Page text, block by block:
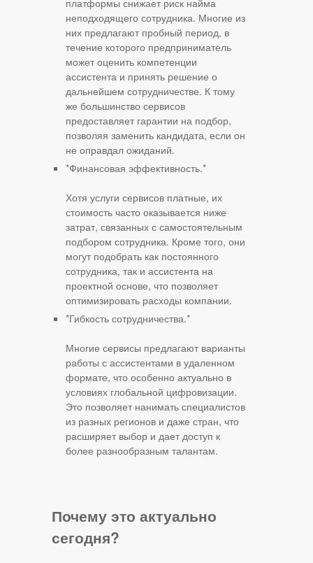
платформы снижает риск найма
неподходящего сотрудника. Многие из
них предлагают пробный период, в
течение которого предприниматель
может оценить компетенции
ассистента и принять решение о
дальнейшем сотрудничестве. К тому
же большинство сервисов
предоставляет гарантии на подбор,
позволяя заменить кандидата, если он
не оправдал ожиданий.
*Финансовая эффективность.*
Хотя услуги сервисов платные, их
стоимость часто оказывается ниже
затрат, связанных с самостоятельным
подбором сотрудника. Кроме того, они
могут подобрать как постоянного
сотрудника, так и ассистента на
проектной основе, что позволяет
оптимизировать расходы компании.
*Гибкость сотрудничества.*
Многие сервисы предлагают варианты
работы с ассистентами в удаленном
формате, что особенно актуально в
условиях глобальной цифровизации.
Это позволяет нанимать специалистов
из разных регионов и даже стран, что
расширяет выбор и дает доступ к
более разнообразным талантам.
Почему это актуально
сегодня?